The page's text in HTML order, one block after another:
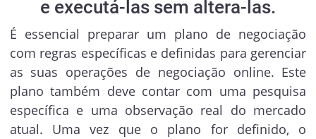
e executá-las sem altera-las.
É essencial preparar um plano de negociação
com regras específicas e definidas para gerenciar
as suas operações de negociação online. Este
plano também deve contar com uma pesquisa
específica e uma observação real do mercado
atual. Uma vez que o plano for definido, o